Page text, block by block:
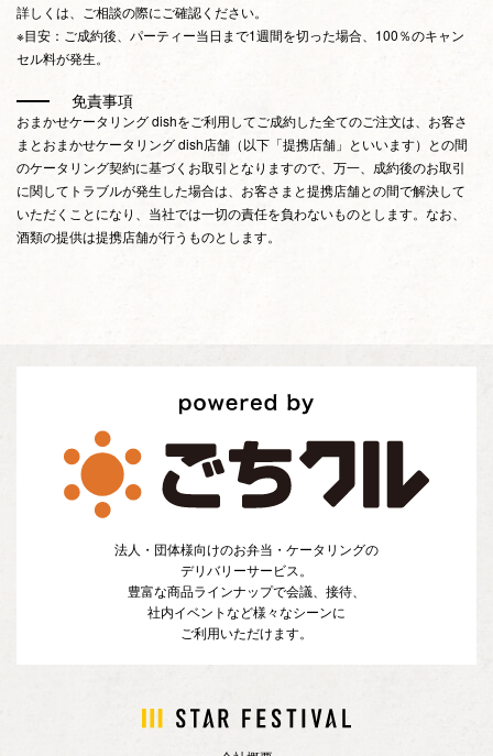
詳しくは、ご相談の際にご確認ください。
※目安：ご成約後、パーティー当日まで1週間を切った場合、100％のキャン
セル料が発生。
免責事項
おまかせケータリング dishをご利用してご成約した全てのご注文は、お客さ
まとおまかせケータリング dish店舗（以下「提携店舗」といいます）との間
のケータリング契約に基づくお取引となりますので、万一、成約後のお取引
に関してトラブルが発生した場合は、お客さまと提携店舗との間で解決して
いただくことになり、当社では一切の責任を負わないものとします。なお、
酒類の提供は提携店舗が行うものとします。
法人・団体様向けのお弁当・ケータリングの
デリバリーサービス。
豊富な商品ラインナップで会議、接待、
社内イベントなど様々なシーンに
ご利用いただけます。